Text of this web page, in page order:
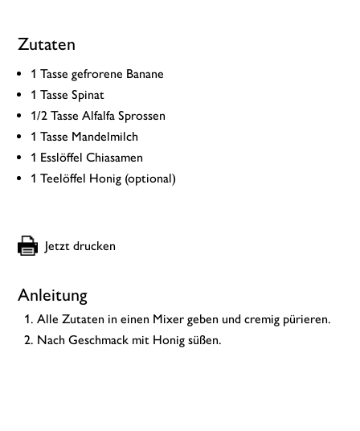
Zutaten
1 Tasse gefrorene Banane
1 Tasse Spinat
1/2 Tasse Alfalfa Sprossen
1 Tasse Mandelmilch
1 Esslöffel Chiasamen
1 Teelöffel Honig (optional)
Anleitung
Alle Zutaten in einen Mixer geben und cremig pürieren.
Nach Geschmack mit Honig süßen.